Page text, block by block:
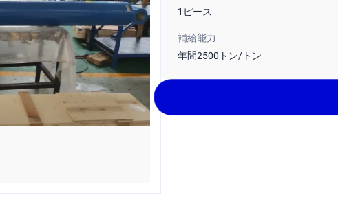
1ピース
補給能力
年間2500トン/トン